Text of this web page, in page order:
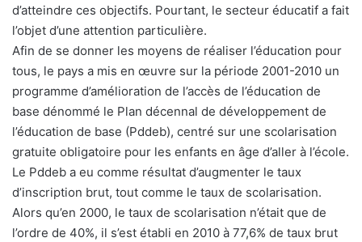
d’atteindre ces objectifs. Pourtant, le secteur éducatif a fait
l’objet d’une attention particulière.
Afin de se donner les moyens de réaliser l’éducation pour
tous, le pays a mis en œuvre sur la période 2001-2010 un
programme d’amélioration de l’accès de l’éducation de
base dénommé le Plan décennal de développement de
l’éducation de base (Pddeb), centré sur une scolarisation
gratuite obligatoire pour les enfants en âge d’aller à l’école.
Le Pddeb a eu comme résultat d’augmenter le taux
d’inscription brut, tout comme le taux de scolarisation.
Alors qu’en 2000, le taux de scolarisation n’était que de
l’ordre de 40%, il s’est établi en 2010 à 77,6% de taux brut